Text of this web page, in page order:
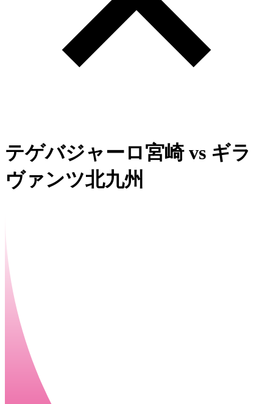
テゲバジャーロ宮崎vs ギラ
ヴァンツ北九州